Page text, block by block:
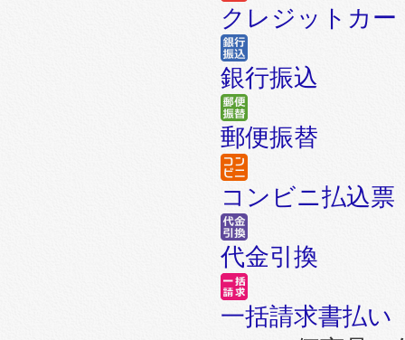
クレジットカー
銀行振込
郵便振替
コンビニ払込票
代金引換
一括請求書払い